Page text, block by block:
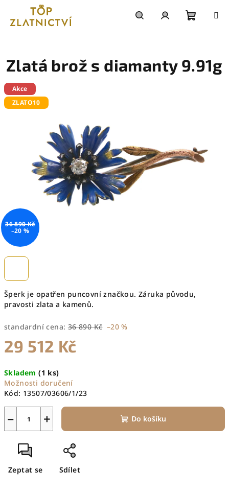
obsah
košík
Šperk je opatřen puncovní značkou. Záruka původu,
pravosti zlata a kamenů.
standardní cena: 36 890 Kč –20 %
29 512 Kč
cena:
Skladem(1 ks)
Možnosti doručení
Kód: 13507/03606/1/23
+
− Do košíku
Zeptat se Sdílet
Zlatá brož s diamanty 9.91g
Akce
ZLATO10
36 890 Kč
–20 %